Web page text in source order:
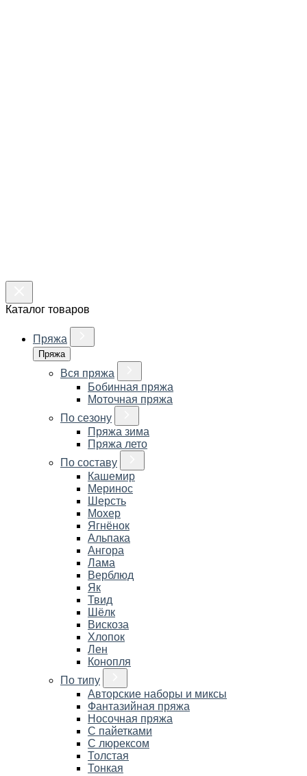
Каталог товаров
Пряжа
Пряжа
Вся пряжа
Бобинная пряжа
Моточная пряжа
По сезону
Пряжа зима
Пряжа лето
По составу
Кашемир
Меринос
Шерсть
Мохер
Ягнёнок
Альпака
Ангора
Лама
Верблюд
Як
Твид
Шёлк
Вискоза
Хлопок
Лен
Конопля
По типу
Авторские наборы и миксы
Фантазийная пряжа
Носочная пряжа
С пайетками
С люрексом
Толстая
Тонкая